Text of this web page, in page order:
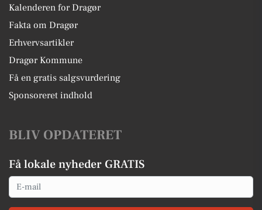
Kalenderen for Dragør
Fakta om Dragør
Erhvervsartikler
Dragør Kommune
Få en gratis salgsvurdering
Sponsoreret indhold
BLIV OPDATERET
Få lokale nyheder GRATIS
Email